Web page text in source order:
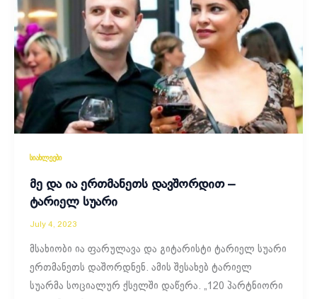
სიახლეები
მე და ია ერთმანეთს დავშორდით –
ტარიელ სუარი
July 4, 2023
მსახიობი ია ფარულავა და გიტარისტი ტარიელ სუარი
ერთმანეთს დაშორდნენ. ამის შესახებ ტარიელ
სუარმა სოციალურ ქსელში დაწერა. „120 პარტნიორი